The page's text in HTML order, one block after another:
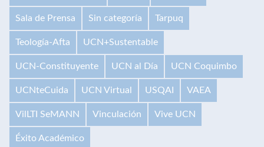
Sala de Prensa Sin categoría Tarpuq
Teología-Afta UCN+Sustentable
UCN-Constituyente UCN al Día UCN Coquimbo
UCNteCuida UCN Virtual USQAI VAEA
VilLTI SeMANN Vinculación Vive UCN
Éxito Académico